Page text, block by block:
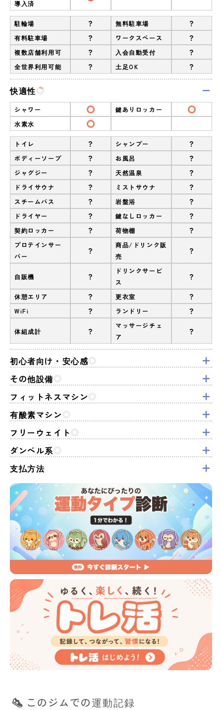
導入済
駐輪場 ? 無料駐車場 ?
有料駐車場 ? ワークスペース ?
複数店舗利用可 ? 入会自動受付 ?
全世界利用可能 ? 土足OK ?
快適性
シャワー
鍵ありロッカー
水素水
トイレ ? シャンプー ?
ボディーソープ ? お風呂 ?
ジャグジー ? 天然温泉 ?
ドライサウナ ? ミストサウナ ?
スチームバス ? 岩盤浴 ?
ドライヤー ? 鍵なしロッカー ?
契約ロッカー ? 荷物棚 ?
プロテインサー
バー
?
商品/ドリンク販
売
?
自販機 ?
ドリンクサービ
ス
?
休憩エリア ? 更衣室 ?
WiFi ? ランドリー ?
体組成計 ?
マッサージチェ
ア
?
初心者向け・安心感
その他設備
フィットネスマシン
有酸素マシン
フリーウェイト
ダンベル系
支払方法
このジムでの運動記録